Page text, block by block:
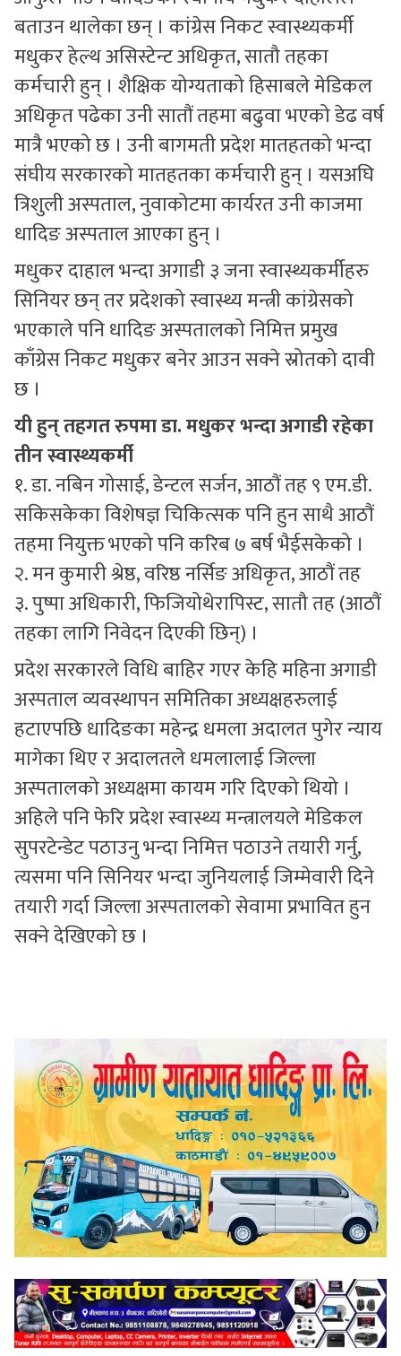
बताउन थालेका छन् । कांग्रेस निकट स्वास्थ्यकर्मी
मधुकर हेल्थ असिस्टेन्ट अधिकृत, सातौ तहका
कर्मचारी हुन् । शैक्षिक योग्यताको हिसाबले मेडिकल
अधिकृत पढेका उनी सातौं तहमा बढुवा भएको डेढ वर्ष
मात्रै भएको छ । उनी बागमती प्रदेश मातहतको भन्दा
संघीय सरकारको मातहतका कर्मचारी हुन् । यसअघि
त्रिशुली अस्पताल, नुवाकोटमा कार्यरत उनी काजमा
धादिङ अस्पताल आएका हुन् ।
मधुकर दाहाल भन्दा अगाडी ३ जना स्वास्थ्यकर्मीहरु
सिनियर छन् तर प्रदेशको स्वास्थ्य मन्त्री कांग्रेसको
भएकाले पनि धादिङ अस्पतालको निमित्त प्रमुख
काँग्रेस निकट मधुकर बनेर आउन सक्ने स्रोतको दावी
छ ।
यी हुन् तहगत रुपमा डा. मधुकर भन्दा अगाडी रहेका
तीन स्वास्थ्यकर्मी
१. डा. नबिन गोसाई, डेन्टल सर्जन, आठौं तह ९ एम.डी.
सकिसकेका विशेषज्ञ चिकित्सक पनि हुन साथै आठौं
तहमा नियुक्त भएको पनि करिब ७ बर्ष भैईसकेको ।
२. मन कुमारी श्रेष्ठ, वरिष्ठ नर्सिङ अधिकृत, आठौं तह
३. पुष्पा अधिकारी, फिजियोथेरापिस्ट, सातौ तह (आठौं
तहका लागि निवेदन दिएकी छिन्) ।
प्रदेश सरकारले विधि बाहिर गएर केहि महिना अगाडी
अस्पताल व्यवस्थापन समितिका अध्यक्षहरुलाई
हटाएपछि धादिङका महेन्द्र धमला अदालत पुगेर न्याय
मागेका थिए र अदालतले धमलालाई जिल्ला
अस्पतालको अध्यक्षमा कायम गरि दिएको थियो ।
अहिले पनि फेरि प्रदेश स्वास्थ्य मन्त्रालयले मेडिकल
सुपरटेन्डेट पठाउनु भन्दा निमित्त पठाउने तयारी गर्नु,
त्यसमा पनि सिनियर भन्दा जुनियलाई जिम्मेवारी दिने
तयारी गर्दा जिल्ला अस्पतालको सेवामा प्रभावित हुन
सक्ने देखिएको छ ।